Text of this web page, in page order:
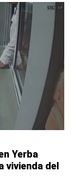
Yerba
vivienda del